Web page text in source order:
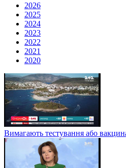
2026
2025
2024
2023
2022
2021
2020
Вимагають тестування або